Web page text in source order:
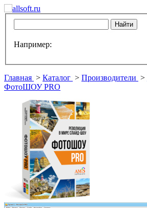
Например:
Главная > Каталог > Производители >
ФотоШОУ PRO